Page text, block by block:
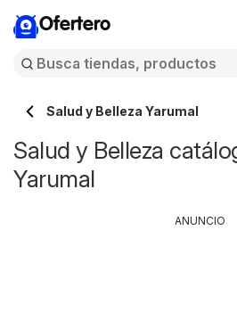
Ofertero
Salud y Belleza Yarumal
Salud y Belleza
Yarumal
ANUNCIO